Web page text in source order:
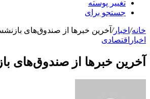
تغییر پوسته
جستجو برای
خانه/ اخبار/ آخرین خبر‌ها از صندوق‌های
اخبار اقتصادی
آخرین خبر‌ها از صندوق‌های